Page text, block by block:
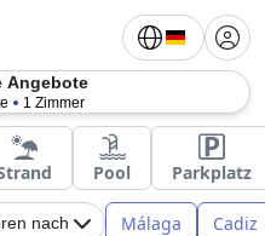
Angebote
1 Zimmer
Pool Parkplatz
nach Málaga Cadiz